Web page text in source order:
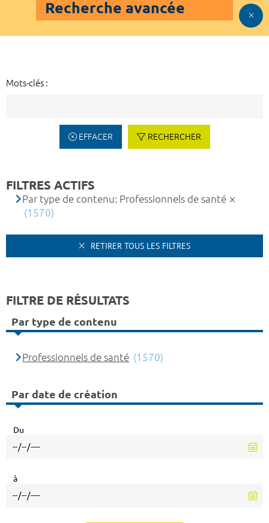
Recherche avancée
Mots-clés :
EFFACER RECHERCHER
FILTRES ACTIFS
Par type de contenu: Professionnels de santé
(1570)
RETIRER TOUS LES FILTRES
FILTRE DE RÉSULTATS
Par type de contenu
Professionnels de santé (1570)
Par date de création
Du
à